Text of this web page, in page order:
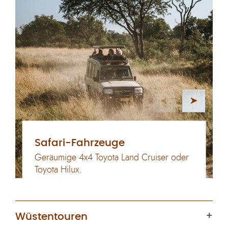
Safari-Fahrzeuge
Geräumige 4x4 Toyota Land Cruiser oder
Toyota Hilux.
Wüstentouren